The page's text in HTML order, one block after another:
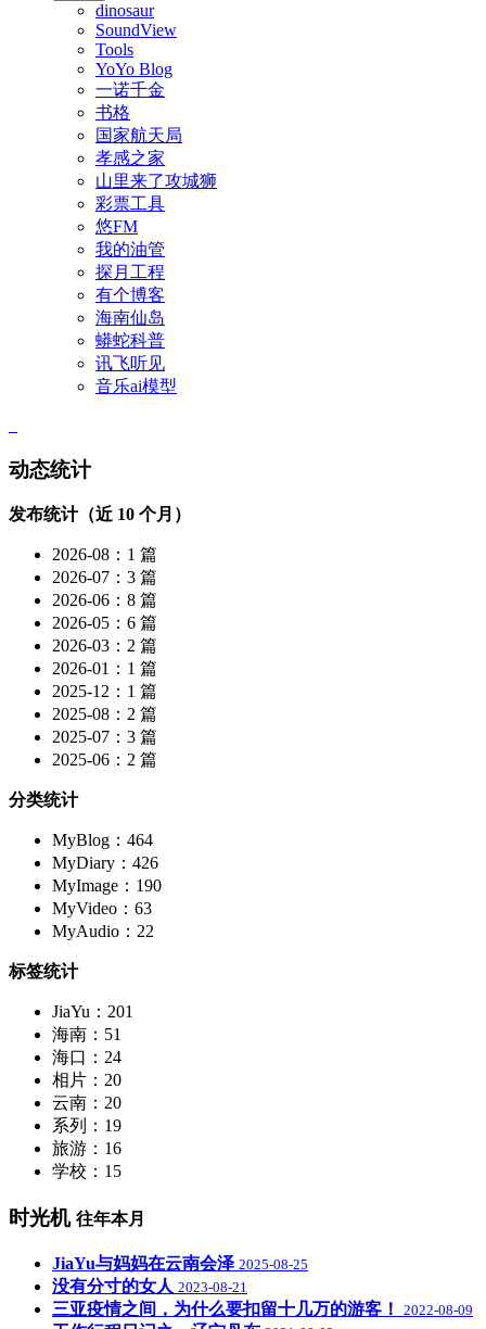
dinosaur
SoundView
Tools
YoYo Blog
一诺千金
书格
国家航天局
孝感之家
山里来了攻城狮
彩票工具
悠FM
我的油管
探月工程
有个博客
海南仙岛
蟒蛇科普
讯飞听见
音乐ai模型
动态统计
发布统计（近 10 个月）
2026-08：1 篇
2026-07：3 篇
2026-06：8 篇
2026-05：6 篇
2026-03：2 篇
2026-01：1 篇
2025-12：1 篇
2025-08：2 篇
2025-07：3 篇
2025-06：2 篇
分类统计
MyBlog：464
MyDiary：426
MyImage：190
MyVideo：63
MyAudio：22
标签统计
JiaYu：201
海南：51
海口：24
相片：20
云南：20
系列：19
旅游：16
学校：15
时光机 往年本月
JiaYu与妈妈在云南会泽 2025-08-25
没有分寸的女人 2023-08-21
三亚疫情之间，为什么要扣留十几万的游客！ 2022-08-09